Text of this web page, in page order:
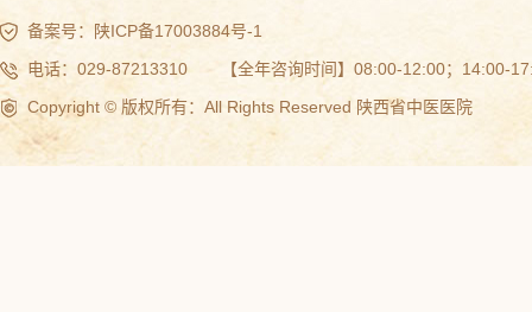
备案号：
陕ICP备17003884号-1
电话：029-87213310 【全年咨询时间】08:00-12:00；14:00-
Copyright © 版权所有：All Rights Reserved 陕西省中医医院